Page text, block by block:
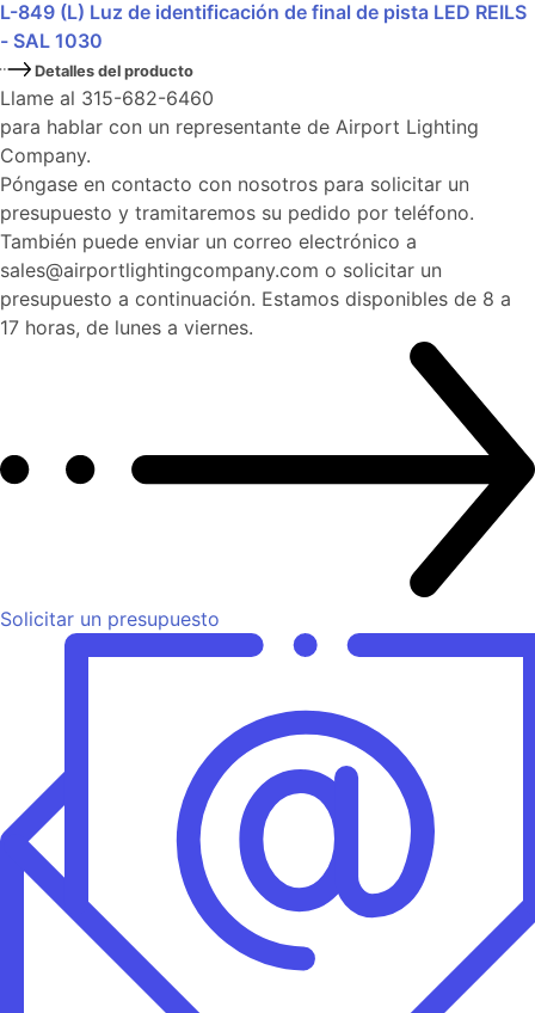
L-849 (L) Luz de identificación de final de pista LED REILS
- SAL 1030
Detalles del producto
Llame al 315-682-6460
para hablar con un representante de Airport Lighting
Company.
Póngase en contacto con nosotros para solicitar un
presupuesto y tramitaremos su pedido por teléfono.
También puede enviar un correo electrónico a
sales@airportlightingcompany.com o solicitar un
presupuesto a continuación. Estamos disponibles de 8 a
17 horas, de lunes a viernes.
Solicitar un presupuesto